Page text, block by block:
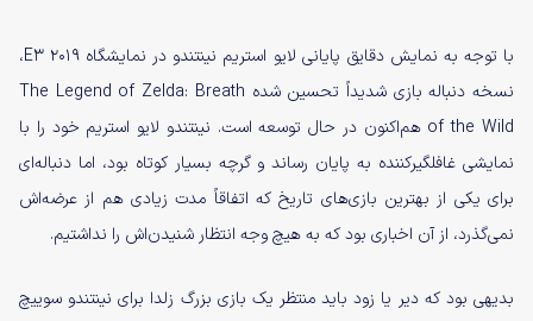
با توجه به نمایش دقایق پایانی لایو استریم نینتندو در نمایشگاه E3 2019،
نسخه دنباله بازی شدیداً تحسین شده The Legend of Zelda: Breath
of the Wild هم‌اکنون در حال توسعه است. نینتندو لایو استریم خود را با
نمایشی غافلگیرکننده به پایان رساند و گرچه بسیار کوتاه بود، اما دنباله‌ای
برای یکی از بهترین بازی‌های تاریخ که اتفاقاً مدت زیادی هم از عرضه‌اش
نمی‌گذرد، از آن اخباری بود که به هیچ وجه انتظار شنیدن‌اش را نداشتیم.
بدیهی بود که دیر یا زود باید منتظر یک بازی بزرگ زلدا برای نینتندو سوییچ